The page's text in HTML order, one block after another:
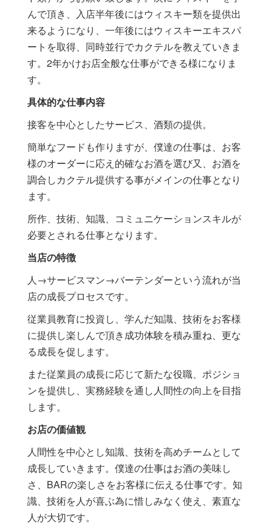
んで頂き、入店半年後にはウィスキー類を提供出
来るようになり、一年後にはウィスキーエキスパ
ートを取得、同時並行でカクテルを教えていきま
す。2年かけお店全般な仕事ができる様になりま
す。
具体的な仕事内容
接客を中心としたサービス、酒類の提供。
簡単なフードも作りますが、僕達の仕事は、お客
様のオーダーに応え的確なお酒を選び又、お酒を
調合しカクテル提供する事がメインの仕事となり
ます。
所作、技術、知識、コミュニケーションスキルが
必要とされる仕事となります。
当店の特徴
人→サービスマン→バーテンダーという流れが当
店の成長プロセスです。
従業員教育に投資し、学んだ知識、技術をお客様
に提供し楽しんで頂き成功体験を積み重ね、更な
る成長を促します。
また従業員の成長に応じて新たな役職、ポジショ
ンを提供し、実務経験を通し人間性の向上を目指
します。
お店の価値観
人間性を中心とし知識、技術を高めチームとして
成長していきます。僕達の仕事はお酒の美味し
さ、BARの楽しさをお客様に伝える仕事です。知
識、技術を人が喜ぶ為に惜しみなく使え、素直な
人が大切です。